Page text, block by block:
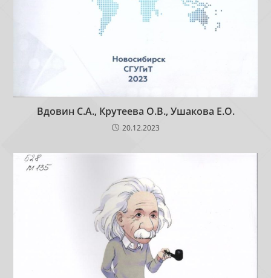
Вдовин С.А., Крутеева О.В., Ушакова Е.О.
20.12.2023